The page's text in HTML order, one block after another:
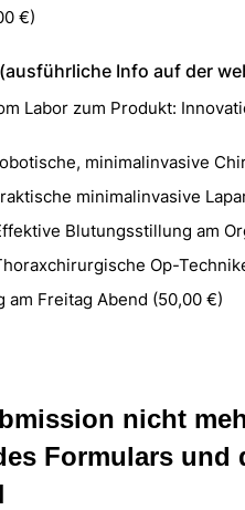
€)
Info auf der
Labor zum Produkt:
minimalinvasive
minimalinvasive
Blutungsstillung am
Op-
am Freitag Abend (50,00 €)
nicht
Formulars und